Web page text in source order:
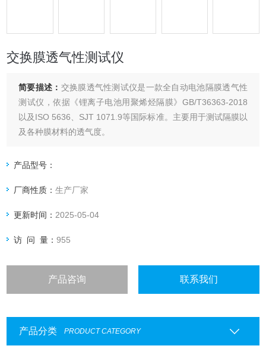
交换膜透气性测试仪
简要描述： 交换膜透气性测试仪是一款全自动电池隔膜透气性
测试仪，依据《锂离子电池用聚烯烃隔膜》GB/T36363-2018
以及ISO 5636、SJT 1071.9等国际标准。主要用于测试隔膜以
及各种膜材料的透气度。
产品型号：
厂商性质：生产厂家
更新时间： 2025-05-04
访 问 量：955
产品咨询 联系我们
产品分类 PRODUCT CATEGORY